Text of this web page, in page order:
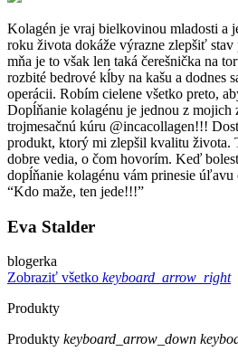
Kolagén je vraj bielkovinou mladosti a
roku života dokáže výrazne zlepšiť stav
mňa je to však len taká čerešnička na
rozbité bedrové kĺby na kašu a dodnes
operácii. Robím cielene všetko preto,
Dopĺňanie kolagénu je jednou z mojich
trojmesačnú kúru @incacollagen!!!
produkt, ktorý mi zlepšil kvalitu života.
dobre vedia, o čom hovorím. Keď
dopĺňanie kolagénu vám prinesie
“Kdo maže, ten jede!!!”
Eva Stalder
blogerka
Zobraziť všetko keyboard_arrow_right
Produkty
Produkty keyboard_arrow_down